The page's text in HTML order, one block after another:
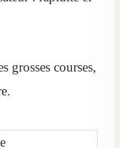
grosses courses,